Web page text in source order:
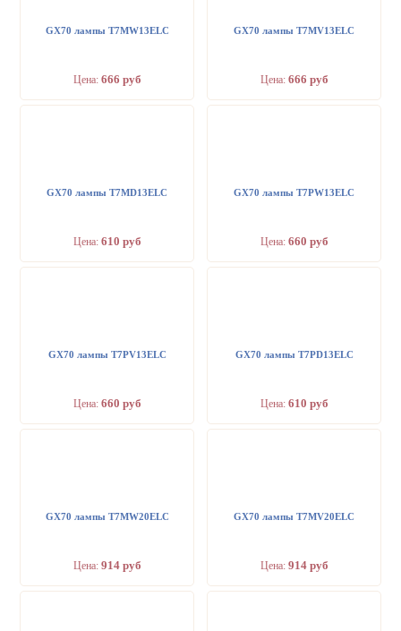
GX70 лампы T7MW13ELC
Цена: 666 руб
GX70 лампы T7MV13ELC
Цена: 666 руб
GX70 лампы T7MD13ELC
Цена: 610 руб
GX70 лампы T7PW13ELC
Цена: 660 руб
GX70 лампы T7PV13ELC
Цена: 660 руб
GX70 лампы T7PD13ELC
Цена: 610 руб
GX70 лампы T7MW20ELC
Цена: 914 руб
GX70 лампы T7MV20ELC
Цена: 914 руб